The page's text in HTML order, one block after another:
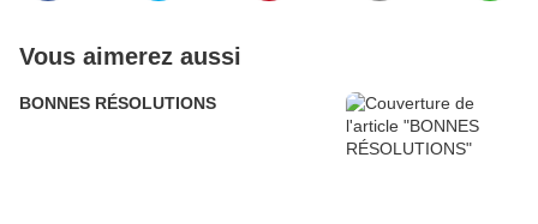
Vous aimerez aussi
BONNES RÉSOLUTIONS